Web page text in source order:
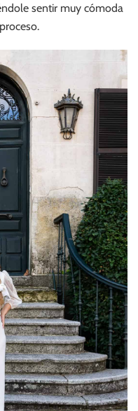
sentir muy cómoda